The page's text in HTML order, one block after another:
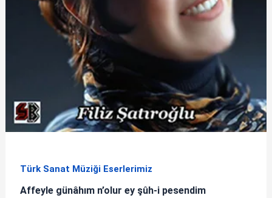
Türk Sanat Müziği Eserlerimiz
Affeyle günâhım n’olur ey şûh-i pesendim